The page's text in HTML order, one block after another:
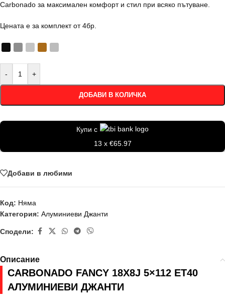
Carbonado за максимален комфорт и стил при всяко пътуване.
Цената е за комплект от 4бр.
- +
ДОБАВИ В КОЛИЧКА
Купи с
13 x €65.97
Добави в любими
Код: Няма
Категория: Алуминиеви Джанти
Сподели:
Описание
CARBONADO FANCY 18X8J 5×112 ET40
AЛУМИНИЕВИ ДЖАНТИ